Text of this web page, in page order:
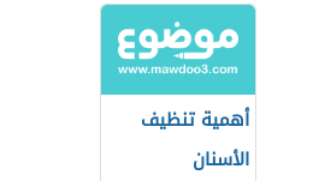
أهمية تنظيف
الأسنان